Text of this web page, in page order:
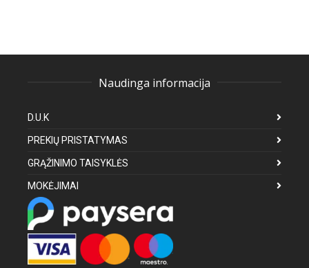
Naudinga informacija
D.U.K
PREKIŲ PRISTATYMAS
GRĄŽINIMO TAISYKLĖS
MOKĖJIMAI